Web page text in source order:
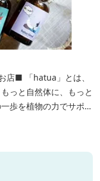
とは、
っと自然体に、もっと
歩を植物の力でサポー
、腸活講座、ワークシ